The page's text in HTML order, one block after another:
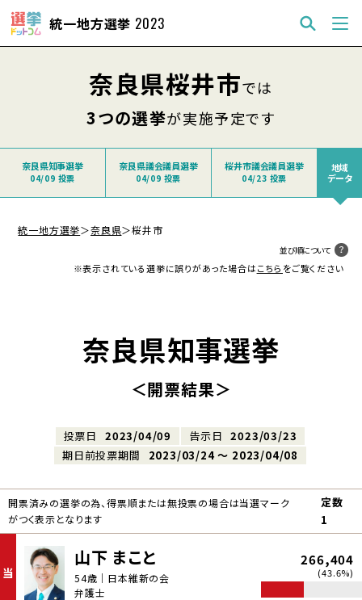
統一地方選挙 2023
奈良県桜井市では
3つの選挙が実施予定です
奈良県知事選挙
04/09 投票
奈良県議会議員選挙
04/09 投票
桜井市議会議員選挙
04/23 投票
地域
データ
統一地方選挙＞奈良県＞桜井市
並び順について
※表示されている選挙に誤りがあった場合はこちら をご覧ください
奈良県知事選挙
＜開票結果＞
投票日 2023/04/09 告示日
2023/03/23
期日前投票期間
2023/03/24 〜 2023/04/08
開票済みの選挙の為、得票順または無投票の場合は当選マーク
がつく表示となります
定数
1
当
山下 まこと
54歳｜日本維新の会
弁護士
266,404
(43.6%)